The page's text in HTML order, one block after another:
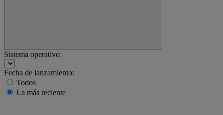
Sistema operativo:
Fecha de lanzamiento:
Todos
La más reciente